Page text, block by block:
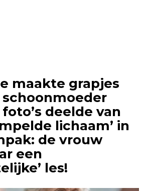
maakte grapjes
schoonmoeder
deelde van
lichaam’ in
de vrouw
een
les!